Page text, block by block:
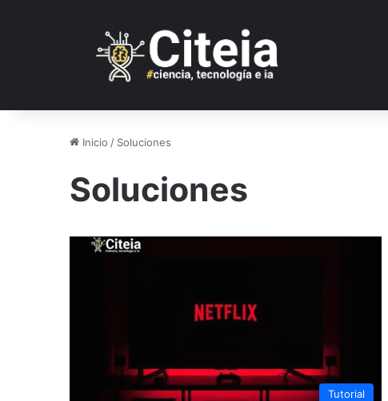
Inicio / Soluciones
Soluciones
Tutorial